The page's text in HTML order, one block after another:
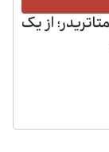
از یک